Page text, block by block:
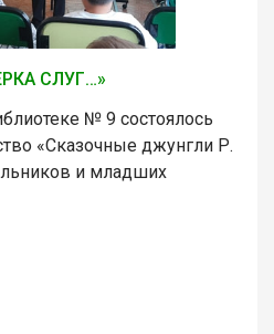
СЛУГ…»
№ 9 состоялось
«Сказочные джунгли Р.
и младших